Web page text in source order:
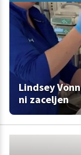
Lindsey
ni zaceljen